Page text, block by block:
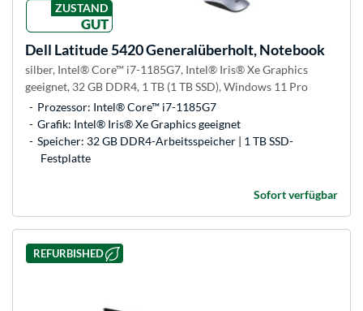
ZUSTAND
GUT
Dell Latitude 5420 Generalüberholt, Notebook
silber, Intel® Core™ i7-1185G7, Intel® Iris® Xe Graphics
geeignet, 32 GB DDR4, 1 TB (1 TB SSD), Windows 11 Pro
Prozessor: Intel® Core™ i7-1185G7
Grafik: Intel® Iris® Xe Graphics geeignet
Speicher: 32 GB DDR4-Arbeitsspeicher | 1 TB SSD-
Festplatte
Sofort verfügbar
REFURBISHED